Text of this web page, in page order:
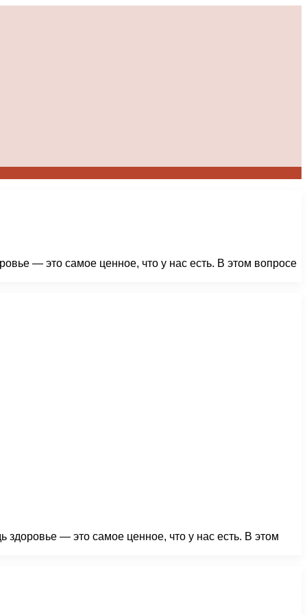
— это самое ценное, что у нас есть. В этом вопросе
здоровье — это самое ценное, что у нас есть. В этом